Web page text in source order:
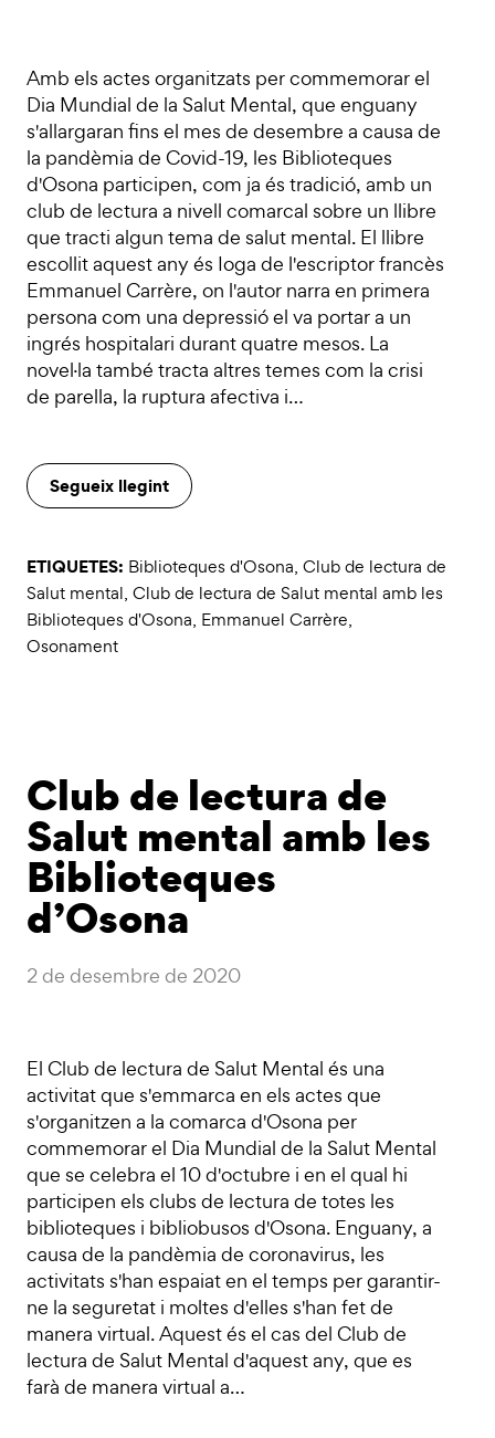
Amb els actes organitzats per commemorar el
Dia Mundial de la Salut Mental, que enguany
s'allargaran fins el mes de desembre a causa de
la pandèmia de Covid-19, les Biblioteques
d'Osona participen, com ja és tradició, amb un
club de lectura a nivell comarcal sobre un llibre
que tracti algun tema de salut mental. El llibre
escollit aquest any és Ioga de l'escriptor francès
Emmanuel Carrère, on l'autor narra en primera
persona com una depressió el va portar a un
ingrés hospitalari durant quatre mesos. La
novel·la també tracta altres temes com la crisi
de parella, la ruptura afectiva i…
Segueix llegint
ETIQUETES: Biblioteques d'Osona, Club de lectura de
Salut mental, Club de lectura de Salut mental amb les
Biblioteques d'Osona, Emmanuel Carrère,
Osonament
Club de lectura de
Salut mental amb les
Biblioteques
d’Osona
2 de desembre de 2020
El Club de lectura de Salut Mental és una
activitat que s'emmarca en els actes que
s'organitzen a la comarca d'Osona per
commemorar el Dia Mundial de la Salut Mental
que se celebra el 10 d'octubre i en el qual hi
participen els clubs de lectura de totes les
biblioteques i bibliobusos d'Osona. Enguany, a
causa de la pandèmia de coronavirus, les
activitats s'han espaiat en el temps per garantir-
ne la seguretat i moltes d'elles s'han fet de
manera virtual. Aquest és el cas del Club de
lectura de Salut Mental d'aquest any, que es
farà de manera virtual a…